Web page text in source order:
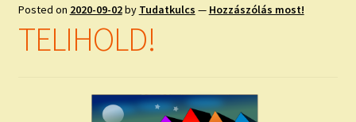
ISMERJ MEG!
IRATKOZZ FEL A VIDEÓ CSATORNÁNKRA!
Posted on 2020-09-02by Tudatkulcs — Hozzászólás most!
TELIHOLD!